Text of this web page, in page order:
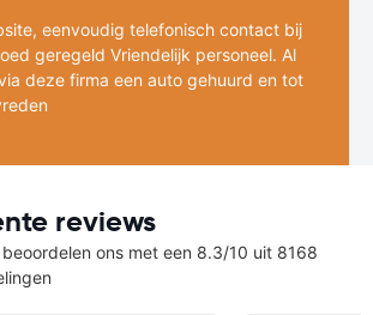
eenvoudig telefonisch contact bij
geregeld Vriendelijk personeel. Al
deze firma een auto gehuurd en tot
reviews
beoordelen ons met een 8.3/10 uit 8168